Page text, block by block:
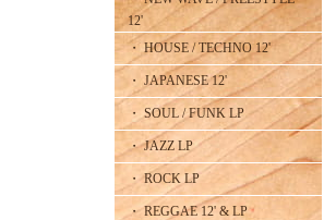
12'
・ HOUSE / TECHNO 12'
・ JAPANESE 12'
・ SOUL / FUNK LP
・ JAZZ LP
・ ROCK LP
・ REGGAE 12' & LP